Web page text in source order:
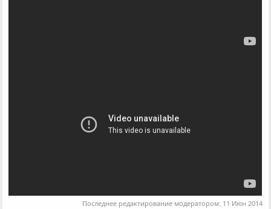
Последнее редактирование модератором: 11 Июн 2014